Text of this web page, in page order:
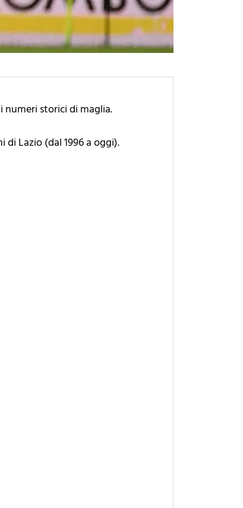
storici di maglia.
Lazio (dal 1996 a oggi).